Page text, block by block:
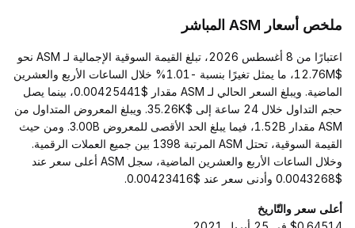
ملخص أسعار ASM المباشر
اعتبارًا من 8 أغسطس 2026، تبلغ القيمة السوقية الإجمالية لـ ASM نحو
$12.76M، ما يمثل تغيرًا بنسبة -1.01% خلال الساعات الأربع والعشرين
الماضية. ويبلغ السعر الحالي لـ ASM مقدار $0.00425441، بينما يصل
حجم التداول خلال 24 ساعة إلى $35.26K. ويبلغ المعروض المتداول من
ASM مقدار 1.52B، فيما يبلغ الحد الأقصى للمعروض 3.00B. ومن حيث
القيمة السوقية، تحتل ASM المرتبة 1398 بين جميع العملات الرقمية.
وخلال الساعات الأربع والعشرين الماضية، سجل ASM أعلى سعر عند
$0.0043268 وأدنى سعر عند $0.00423416.
أعلى سعر والتّاريخ